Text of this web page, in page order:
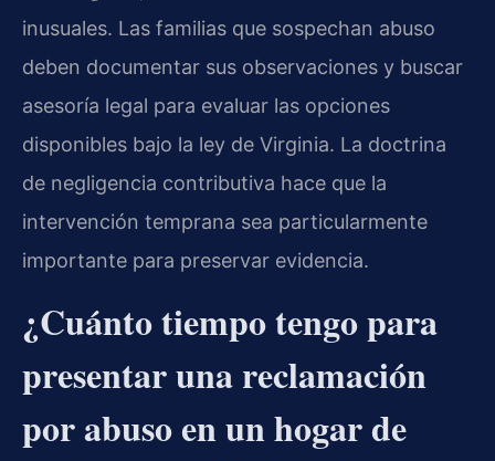
inusuales. Las familias que sospechan abuso
deben documentar sus observaciones y buscar
asesoría legal para evaluar las opciones
disponibles bajo la ley de Virginia. La doctrina
de negligencia contributiva hace que la
intervención temprana sea particularmente
importante para preservar evidencia.
¿Cuánto tiempo tengo para
presentar una reclamación
por abuso en un hogar de